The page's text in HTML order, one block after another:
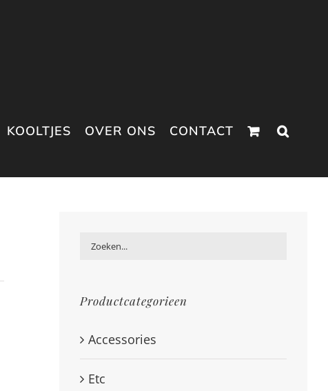
KOOLTJES OVER ONS CONTACT
Productcategorieen
Accessories
Etc